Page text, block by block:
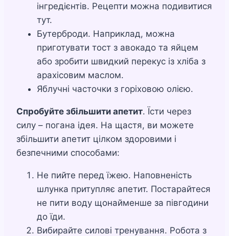
інгредієнтів. Рецепти можна подивитися
тут.
Бутерброди. Наприклад, можна
приготувати тост з авокадо та яйцем
або зробити швидкий перекус із хліба з
арахісовим маслом.
Яблучні часточки з горіховою олією.
Спробуйте збільшити апетит. Їсти через
силу – погана ідея. На щастя, ви можете
збільшити апетит цілком здоровими і
безпечними способами:
Не пийте перед їжею. Наповненість
шлунка притупляє апетит. Постарайтеся
не пити воду щонайменше за півгодини
до їди.
Вибирайте силові тренування. Робота з